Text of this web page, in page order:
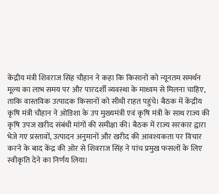
केंद्रीय मंत्री शिवराज सिंह चौहान ने कहा कि किसानों को न्यूनतम समर्थन
मूल्य का लाभ समय पर और पारदर्शी व्यवस्था के माध्यम से मिलना चाहिए,
ताकि वास्तविक उत्पादक किसानों को सीधी राहत पहुंचे। बैठक में केंद्रीय
कृषि मंत्री चौहान ने ओडिशा के उप मुख्यमंत्री एवं कृषि मंत्री के साथ राज्य की
कृषि उपज खरीद संबंधी मांगों की समीक्षा की। बैठक में राज्य सरकार द्वारा
भेजे गए प्रस्तावों, उत्पादन अनुमानों और खरीद की आवश्यकता पर विचार
करने के बाद केंद्र की ओर से शिवराज सिंह ने पांच प्रमुख फसलों के लिए
स्वीकृति देने का निर्णय लिया।